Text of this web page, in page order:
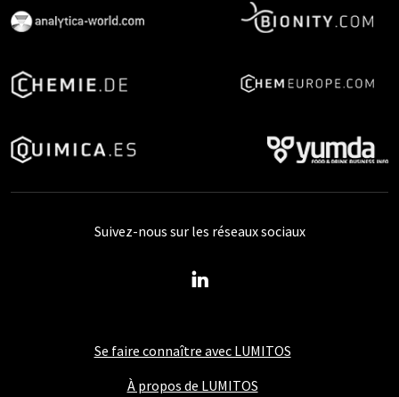
Se faire connaître avec LUMITOS
À propos de LUMITOS
Suivez-nous sur les réseaux sociaux